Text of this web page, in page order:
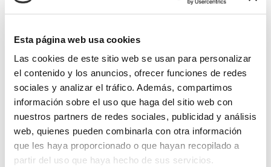
Esta página web usa cookies
Las cookies de este sitio web se usan para personalizar
el contenido y los anuncios, ofrecer funciones de redes
sociales y analizar el tráfico. Además, compartimos
información sobre el uso que haga del sitio web con
nuestros partners de redes sociales, publicidad y análisis
web, quienes pueden combinarla con otra información
que les haya proporcionado o que hayan recopilado a
partir del uso que haya hecho de sus servicios.
LENOVO
Mouse Lenovo 300
Wireless GY51L15687 Gris
ArticoVendido por Carsa
S/29.00
LENOVO
Mouse Lenovo 300
Wireless Compacto
GY51L15688 Azul
Vendido porCarsa
S/29.00